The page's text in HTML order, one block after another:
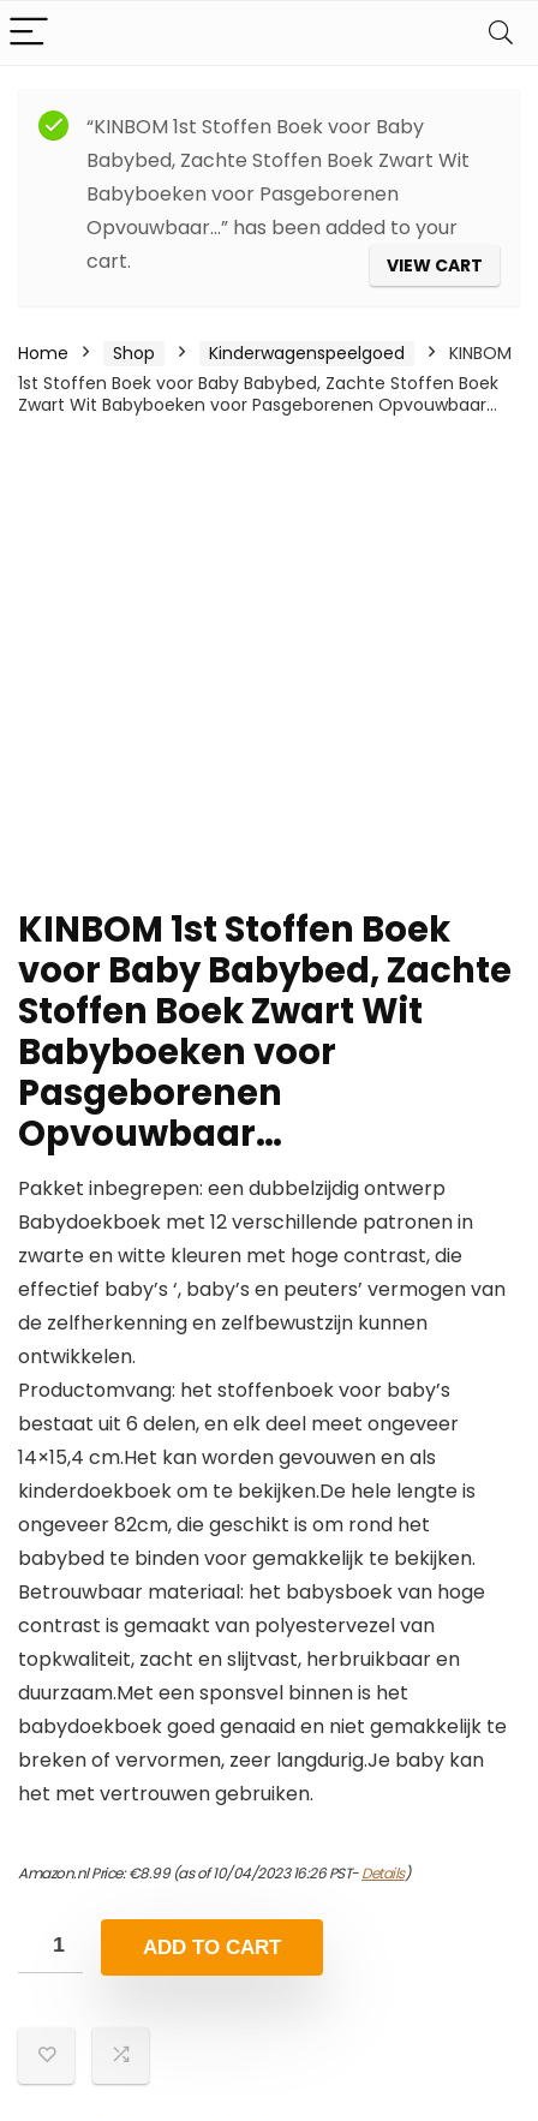
“KINBOM 1st Stoffen Boek voor Baby
Babybed, Zachte Stoffen Boek Zwart Wit
Babyboeken voor Pasgeborenen
Opvouwbaar…” has been added to your
cart.
VIEW CART
Home Shop Kinderwagenspeelgoed
KINBOM
1st Stoffen Boek voor Baby Babybed, Zachte Stoffen Boek
Zwart Wit Babyboeken voor Pasgeborenen Opvouwbaar…
KINBOM 1st Stoffen Boek
voor Baby Babybed, Zachte
Stoffen Boek Zwart Wit
Babyboeken voor
Pasgeborenen
Opvouwbaar…
Pakket inbegrepen: een dubbelzijdig ontwerp
Babydoekboek met 12 verschillende patronen in
zwarte en witte kleuren met hoge contrast, die
effectief baby’s ‘, baby’s en peuters’ vermogen van
de zelfherkenning en zelfbewustzijn kunnen
ontwikkelen.
Productomvang: het stoffenboek voor baby’s
bestaat uit 6 delen, en elk deel meet ongeveer
14×15,4 cm.Het kan worden gevouwen en als
kinderdoekboek om te bekijken.De hele lengte is
ongeveer 82cm, die geschikt is om rond het
babybed te binden voor gemakkelijk te bekijken.
Betrouwbaar materiaal: het babysboek van hoge
contrast is gemaakt van polyestervezel van
topkwaliteit, zacht en slijtvast, herbruikbaar en
duurzaam.Met een sponsvel binnen is het
babydoekboek goed genaaid en niet gemakkelijk te
breken of vervormen, zeer langdurig.Je baby kan
het met vertrouwen gebruiken.
Amazon.nl Price:€8.99(as of 10/04/2023 16:26 PST-Details)
ADD TO CART